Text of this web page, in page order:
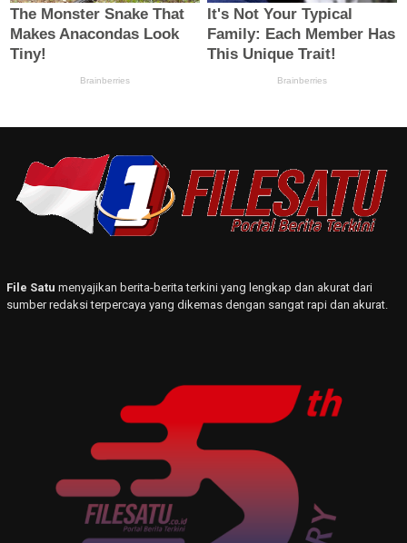
File Satu menyajikan berita-berita terkini yang lengkap dan akurat dari
sumber redaksi terpercaya yang dikemas dengan sangat rapi dan akurat.